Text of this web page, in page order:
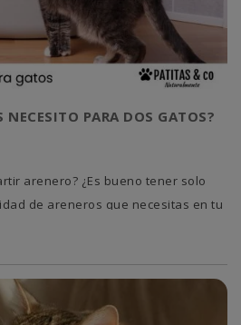
NECESITO PARA DOS GATOS?
arenero? ¿Es bueno tener solo
de areneros que necesitas en tu